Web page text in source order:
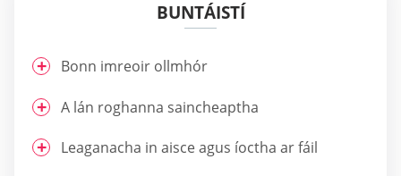
BUNTÁISTÍ
Bonn imreoir ollmhór
A lán roghanna saincheaptha
Leaganacha in aisce agus íoctha ar fáil